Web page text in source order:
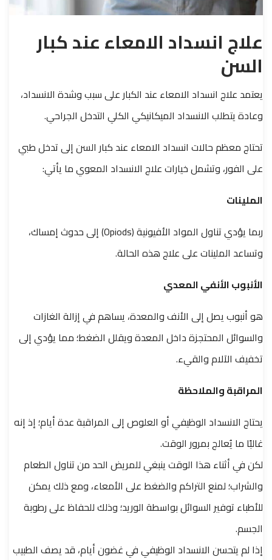
علاج انسداد الامعاء عند كبار
السن
يعتمد علاج انسداد الامعاء عند الكبار على سبب وشدة الانسداد،
وعادة يتطلب الانسداد الميكانيكي الكلي التدخل الجراحي.
تحتاج معظم حالات انسداد الامعاء عند كبار السن إلى تدخل طبي
على الفور، وتشمل خيارات علاج الانسداد المعوي ما يأتي:
الملينات
ربما يؤدي تناول المواد الأفيونية (Opiods) إلى حدوث إمساك،
وتساعد الملينات على علاج هذه الحالة.
الأنبوب الأنفي المعدي
هو أنبوب يصل إلى الأنف والمعدة، يساهم في إزالة الغازات
والسوائل المحتجزة داخل المعدة ويقلل الضغط؛ مما يؤدي إلى
تخفيف الآلام والقيء.
المراقبة والملاحظة
يحتاج الانسداد الوظيفي أو العلوص إلى المراقبة عدة أيام؛ إذ إنه
غالبًا ما يُعالج بمرور الوقت.
لكن في أثناء هذا الوقت ينبغي للمريض الحد من تناول الطعام
والشراب؛ لمنع التراكم والضغط على الأمعاء، ومع ذلك يمكن
للأطباء توفير السوائل بواسطة الوريد؛ وذلك للحفاظ على رطوبة
الجسم.
إذا لم يتحسن الانسداد الوظيفي في غضون أيام، قد يصف الطبيب